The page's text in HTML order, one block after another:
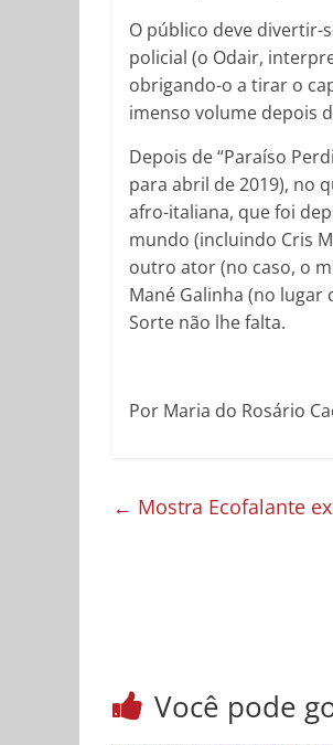
O público deve divertir-
policial (o Odair,
obrigando-o a tirar o
imenso volume depois
Depois de “Paraíso
para abril de 2019), no
afro-italiana, que foi
mundo (incluindo Cris
outro ator (no caso, o
Mané Galinha (no lugar
Sorte não lhe falta.
Por Maria do Rosário
← Mostra Ecofalante
Você pode